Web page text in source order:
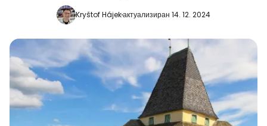
Kryštof Hájekактуализиран 14. 12. 2024
Продължете с имейл